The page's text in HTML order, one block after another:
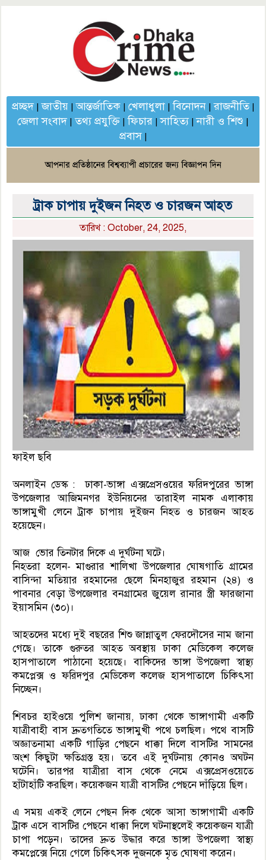
প্রচ্ছদ|জাতীয়|আন্তর্জাতিক| খেলাধুলা|বিনোদন|রাজনীতি|
জেলা সংবাদ|তথ্য প্রযুক্তি |ফিচার |সাহিত্য|নারী ও শিশু |
প্রবাস|
ট্রাক চাপায় দুইজন নিহত ও চারজন আহত
তারিখ : October, 24, 2025,
ফাইল ছবি
অনলাইন ডেস্ক : ঢাকা-ভাঙ্গা এক্সপ্রেসওয়ের ফরিদপুরের ভাঙ্গা
উপজেলার আজিমনগর ইউনিয়নের তারাইল নামক এলাকায়
ভাঙ্গামুখী লেনে ট্রাক চাপায় দুইজন নিহত ও চারজন আহত
হয়েছেন।
আজ ভোর তিনটার দিকে এ দুর্ঘটনা ঘটে।
নিহতরা হলেন- মাগুরার শালিখা উপজেলার ঘোষগাতি গ্রামের
বাসিন্দা মতিয়ার রহমানের ছেলে মিনহাজুর রহমান (২৪) ও
পাবনার বেড়া উপজেলার বনগ্রামের জুয়েল রানার স্ত্রী ফারজানা
ইয়াসমিন (৩০)।
আহতদের মধ্যে দুই বছরের শিশু জান্নাতুল ফেরদৌসের নাম জানা
গেছে। তাকে গুরুতর আহত অবস্থায় ঢাকা মেডিকেল কলেজ
হাসপাতালে পাঠানো হয়েছে। বাকিদের ভাঙ্গা উপজেলা স্বাস্থ্য
কমপ্লেক্স ও ফরিদপুর মেডিকেল কলেজ হাসপাতালে চিকিৎসা
নিচ্ছেন।
শিবচর হাইওয়ে পুলিশ জানায়, ঢাকা থেকে ভাঙ্গাগামী একটি
যাত্রীবাহী বাস দ্রুতগতিতে ভাঙ্গামুখী পথে চলছিল। পথে বাসটি
অজ্ঞাতনামা একটি গাড়ির পেছনে ধাক্কা দিলে বাসটির সামনের
অংশ কিছুটা ক্ষতিগ্রস্ত হয়। তবে এই দুর্ঘটনায় কোনও অঘটন
ঘটেনি। তারপর যাত্রীরা বাস থেকে নেমে এক্সপ্রেসওয়েতে
হাঁটাহাঁটি করছিল। কয়েকজন যাত্রী বাসটির পেছনে দাঁড়িয়ে ছিল।
এ সময় একই লেনে পেছন দিক থেকে আসা ভাঙ্গাগামী একটি
ট্রাক এসে বাসটির পেছনে ধাক্কা দিলে ঘটনাস্থলেই কয়েকজন যাত্রী
চাপা পড়েন। তাদের দ্রুত উদ্ধার করে ভাঙ্গা উপজেলা স্বাস্থ্য
কমপ্লেক্সে নিয়ে গেলে চিকিৎসক দুজনকে মৃত ঘোষণা করেন।